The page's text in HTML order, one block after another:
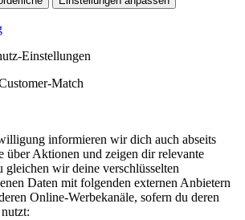
Einstellungen
Match
informieren wir dich auch abseits
über Aktionen und zeigen dir relevante
gleichen wir deine verschlüsselten
Daten mit folgenden externen Anbietern
Online-Werbekanäle, sofern du deren